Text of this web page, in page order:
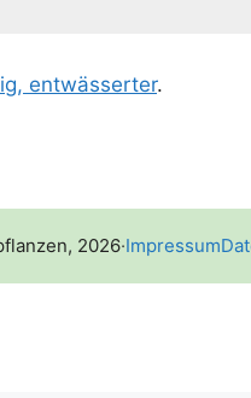
ent­wäs­ser­ter.
2026·Impressum